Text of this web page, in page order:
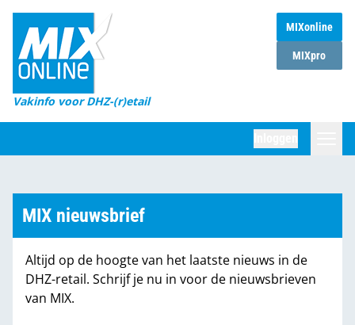
MIXonline
MIXpro
Vakinfo voor DHZ-(r)etail
Home
Magazines
DHZ Sessie
Marktcijfers
Partners
MIX nieuwsbrief
Altijd op de hoogte van het laatste nieuws in de
DHZ-retail. Schrijf je nu in voor de nieuwsbrieven
van MIX.